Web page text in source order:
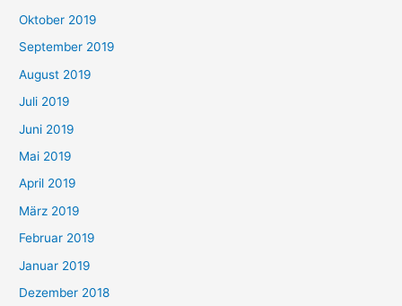
Oktober 2019
September 2019
August 2019
Juli 2019
Juni 2019
Mai 2019
April 2019
März 2019
Februar 2019
Januar 2019
Dezember 2018